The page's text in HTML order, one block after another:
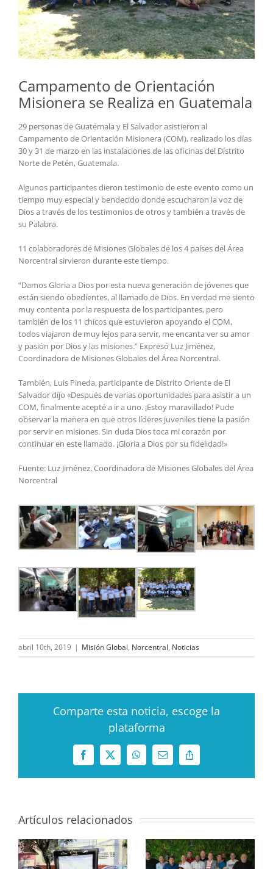
Campamento de Orientación
Misionera se Realiza en Guatemala
29 personas de Guatemala y El Salvador asistieron al
Campamento de Orientación Misionera (COM), realizado los días
30 y 31 de marzo en las instalaciones de las oficinas del Distrito
Norte de Petén, Guatemala.
Algunos participantes dieron testimonio de este evento como un
tiempo muy especial y bendecido donde escucharon la voz de
Dios a través de los testimonios de otros y también a través de
su Palabra.
11 colaboradores de Misiones Globales de los 4 países del Área
Norcentral sirvieron durante este tiempo.
“Damos Gloria a Dios por esta nueva generación de jóvenes que
están siendo obedientes, al llamado de Dios. En verdad me siento
muy contenta por la respuesta de los participantes, pero
también de los 11 chicos que estuvieron apoyando el COM,
todos viajaron de muy lejos para servir, me encanta ver su amor
y pasión por Dios y las misiones.” Expresó Luz Jiménez,
Coordinadora de Misiones Globales del Área Norcentral.
También, Luis Pineda, participante de Distrito Oriente de El
Salvador dijo «Después de varias oportunidades para asistir a un
COM, finalmente acepté a ir a uno. ¡Estoy maravillado! Pude
observar la manera en que otros líderes juveniles tiene la pasión
por servir en misiones. Sin duda Dios toca mi corazón por
continuar en este llamado. ¡Gloria a Dios por su fidelidad!»
Fuente: Luz Jiménez, Coordinadora de Misiones Globales del Área
Norcentral
abril 10th, 2019 | Misión Global, Norcentral, Noticias
Comparte esta noticia, escoge la
plataforma
Facebook
X WhatsAppCorreoCopy
Artículos relacionados